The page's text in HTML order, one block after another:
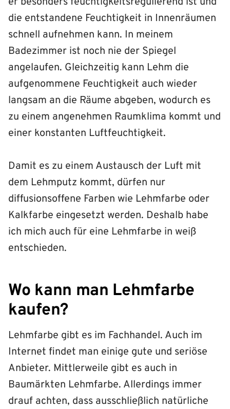
die entstandene Feuchtigkeit in Innenräumen
schnell aufnehmen kann. In meinem
Badezimmer ist noch nie der Spiegel
angelaufen. Gleichzeitig kann Lehm die
aufgenommene Feuchtigkeit auch wieder
langsam an die Räume abgeben, wodurch es
zu einem angenehmen Raumklima kommt und
einer konstanten Luftfeuchtigkeit.
Damit es zu einem Austausch der Luft mit
dem Lehmputz kommt, dürfen nur
diffusionsoffene Farben wie Lehmfarbe oder
Kalkfarbe eingesetzt werden. Deshalb habe
ich mich auch für eine Lehmfarbe in weiß
entschieden.
Wo kann man Lehmfarbe
kaufen?
Lehmfarbe gibt es im Fachhandel. Auch im
Internet findet man einige gute und seriöse
Anbieter. Mittlerweile gibt es auch in
Baumärkten Lehmfarbe. Allerdings immer
drauf achten, dass ausschließlich natürliche